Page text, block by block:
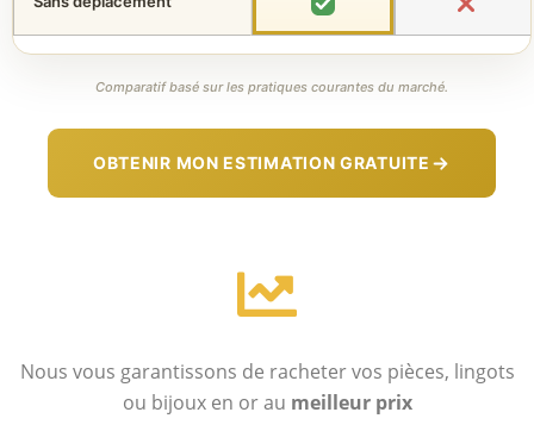
Comparatif basé sur les pratiques courantes du marché.
OBTENIR MON ESTIMATION GRATUITE
Nous vous garantissons de racheter vos pièces, lingots
ou bijoux en or au meilleur prix